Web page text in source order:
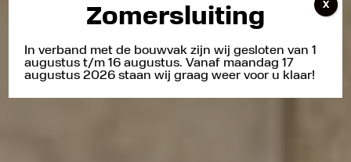
Zomersluiting
In verband met de bouwvak zijn wij gesloten van 1
augustus t/m 16 augustus. Vanaf maandag 17
augustus 2026 staan wij graag weer voor u klaar!
X